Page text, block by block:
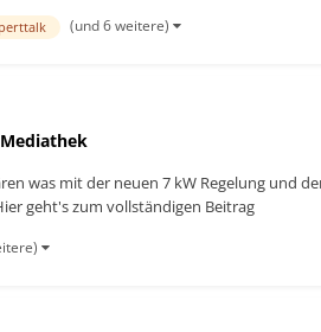
(und 6 weitere)
was mit der neuen 7 kW Regelung und
geht's zum vollständigen Beitrag